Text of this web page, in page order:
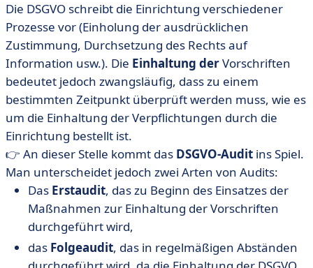
Die DSGVO schreibt die Einrichtung verschiedener
Prozesse vor (Einholung der ausdrücklichen
Zustimmung, Durchsetzung des Rechts auf
Information usw.). Die Einhaltung derVorschriften
bedeutet jedoch zwangsläufig, dass zu einem
bestimmten Zeitpunkt überprüft werden muss, wie es
um die Einhaltung der Verpflichtungen durch die
Einrichtung bestellt ist.
👉 An dieser Stelle kommt das DSGVO-Audit ins Spiel.
Man unterscheidet jedoch zwei Arten von Audits:
Das Erstaudit, das zu Beginn des Einsatzes der
Maßnahmen zur Einhaltung der Vorschriften
durchgeführt wird,
das Folgeaudit, das in regelmäßigen Abständen